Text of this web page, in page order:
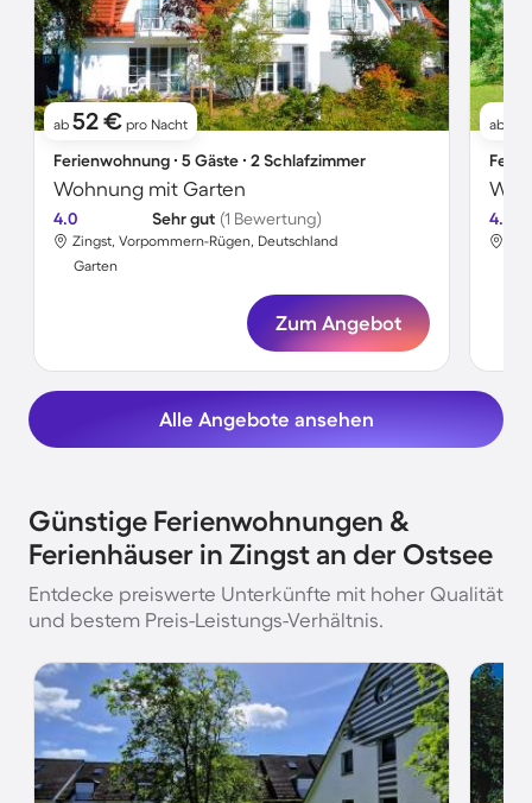
ab 52 € pro Nacht
Ferienwohnung ∙ 5 Gäste ∙ 2 Schlafzimmer
Wohnung mit Garten
4.0 Sehr gut (1 Bewertung)
Zingst, Vorpommern-Rügen, Deutschland
Garten
Zum Angebot
ab
4.0
Alle Angebote ansehen
Günstige Ferienwohnungen &
Ferienhäuser in Zingst an der Ostsee
Entdecke preiswerte Unterkünfte mit hoher Qualität
und bestem Preis-Leistungs-Verhältnis.